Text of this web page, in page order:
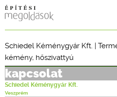
SZAKLAPOK
CPR
Schiedel Kéménygyár Kft. |
kémény, hőszivattyú
kapcsolat
Schiedel Kéménygyár Kft.
Veszprém